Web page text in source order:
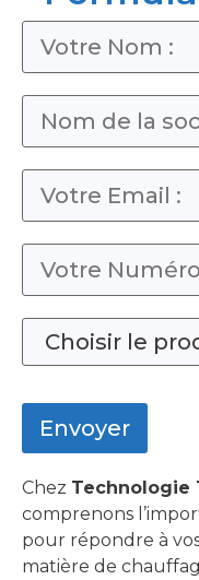
Chez Technologie
comprenons
pour répondre à
matière de